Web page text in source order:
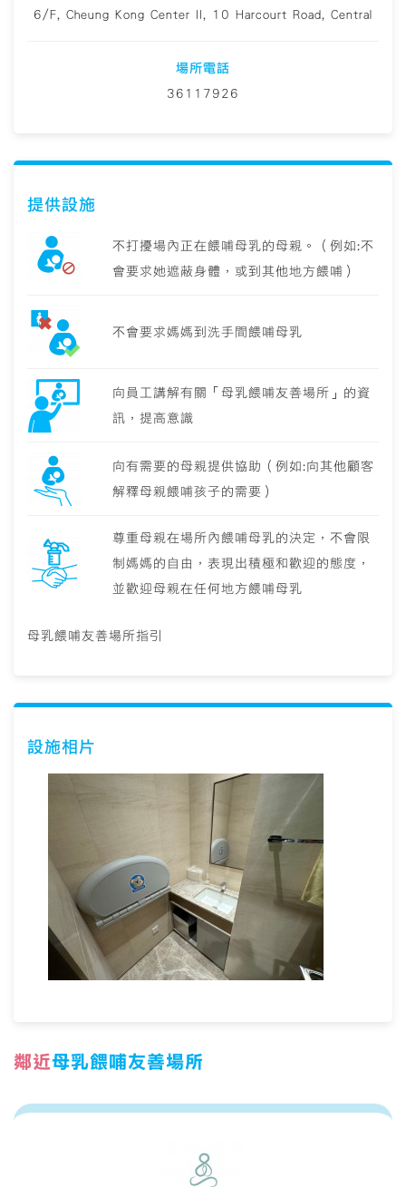
6/F, Cheung Kong Center II, 10 Harcourt Road, Central
場所電話
36117926
提供設施
不打擾場內正在餵哺母乳的母親。（例如:不
會要求她遮蔽身體，或到其他地方餵哺）
不會要求媽媽到洗手間餵哺母乳
向員工講解有關「母乳餵哺友善場所」的資
訊，提高意識
向有需要的母親提供協助（例如:向其他顧客
解釋母親餵哺孩子的需要）
尊重母親在場所內餵哺母乳的決定，不會限
制媽媽的自由，表現出積極和歡迎的態度，
並歡迎母親在任何地方餵哺母乳
母乳餵哺友善場所指引
設施相片
鄰近母乳餵哺友善場所